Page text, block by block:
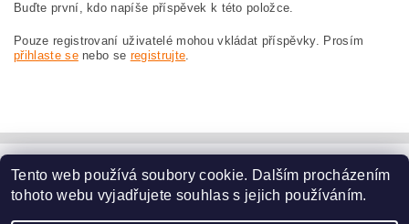
Buďte první, kdo napíše příspěvek k této položce.
Pouze registrovaní uživatelé mohou vkládat příspěvky. Prosím
přihlaste senebo se registrujte.
www.dodilny.cz
Tento web používá soubory cookie. Dalším procházením
tohoto webu vyjadřujete souhlas s jejich používáním.